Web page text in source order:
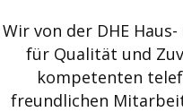
Wir von der DHE
für Qualität und
kompetenten
freundlichen